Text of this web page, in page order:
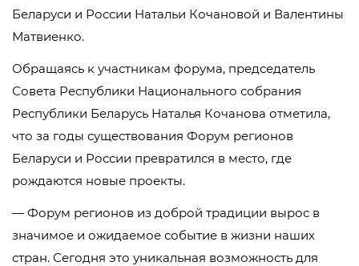
Беларуси и России Натальи Кочановой и Валентины
Матвиенко.
Обращаясь к участникам форума, председатель
Совета Республики Национального собрания
Республики Беларусь Наталья Кочанова отметила,
что за годы существования Форум регионов
Беларуси и России превратился в место, где
рождаются новые проекты.
— Форум регионов из доброй традиции вырос в
значимое и ожидаемое событие в жизни наших
стран. Сегодня это уникальная возможность для